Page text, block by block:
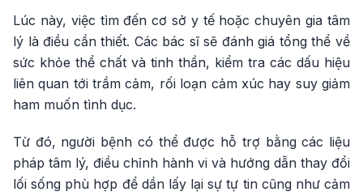
Lúc này, việc tìm đến cơ sở y tế hoặc chuyên gia tâm
lý là điều cần thiết. Các bác sĩ sẽ đánh giá tổng thể về
sức khỏe thể chất và tinh thần, kiểm tra các dấu hiệu
liên quan tới trầm cảm, rối loạn cảm xúc hay suy giảm
ham muốn tình dục.
Từ đó, người bệnh có thể được hỗ trợ bằng các liệu
pháp tâm lý, điều chỉnh hành vi và hướng dẫn thay đổi
lối sống phù hợp để dần lấy lại sự tự tin cũng như cảm